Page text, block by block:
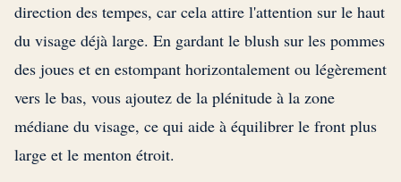
direction des tempes, car cela attire l'attention sur le haut
du visage déjà large. En gardant le blush sur les pommes
des joues et en estompant horizontalement ou légèrement
vers le bas, vous ajoutez de la plénitude à la zone
médiane du visage, ce qui aide à équilibrer le front plus
large et le menton étroit.